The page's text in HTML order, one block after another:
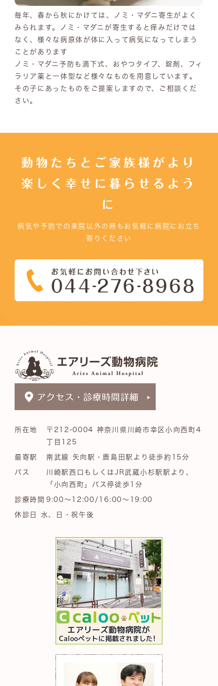
毎年、春から秋にかけては、ノミ・マダニ寄生がよく
みられます。ノミ・マダニが寄生すると痒みだけでは
なく、様々な病原体が体に入って病気になってしまう
ことがあります
ノミ・マダニ予防も滴下式、おやつタイプ、錠剤、フィ
ラリア薬と一体型など様々なものを用意しています。
その子にあったものをご提案しますので、ご相談くだ
さい。
動物たちとご家族様がより
楽しく幸せに暮らせるよう
に
病気や予防での来院以外の時もお気軽に病院にお立ち
寄りください
所在地
〒212-0004 神奈川県川崎市幸区小向西町4
丁目125
最寄駅 南武線 矢向駅・鹿島田駅より徒歩約15分
バス
川崎駅西口もしくはJR武蔵小杉駅駅より、
「小向西町」バス停徒歩1分
診療時間 9:00～12:00/16:00～19:00
休診日 水、日・祝午後